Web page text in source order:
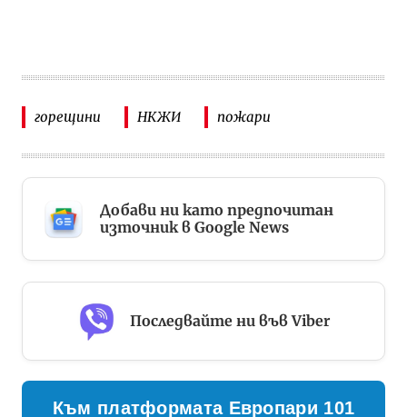
горещини НКЖИ пожари
Добави ни като предпочитан
източник в Google News
Последвайте ни във Viber
Към платформата Европари 101